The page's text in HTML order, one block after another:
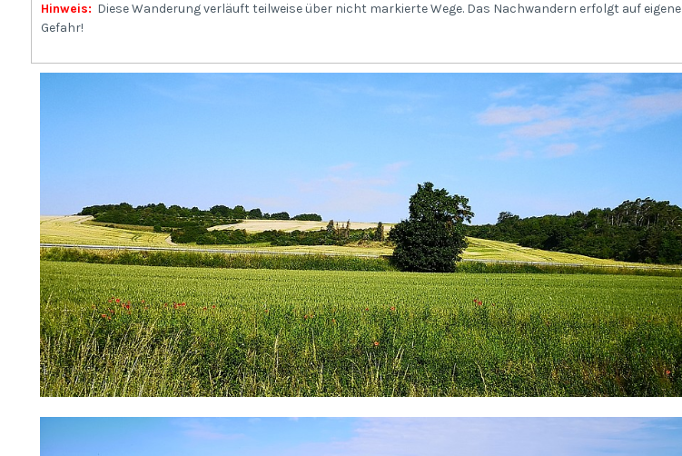
Hinweis: Diese Wanderung verläuft teilweise über nicht markierte Wege. Das Nachwandern erfolgt auf eigene
Gefahr!